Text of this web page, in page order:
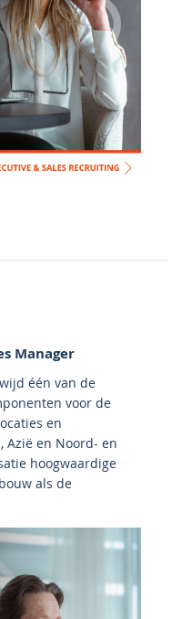
Manager
één van de
voor de
en
Azië en Noord- en
hoogwaardige
als de